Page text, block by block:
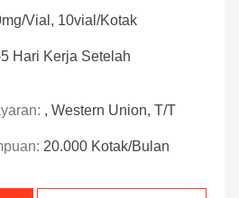
vial, 10vial/kotak
Hari Kerja Setelah
, Western Union, T/T
20.000 Kotak/Bulan